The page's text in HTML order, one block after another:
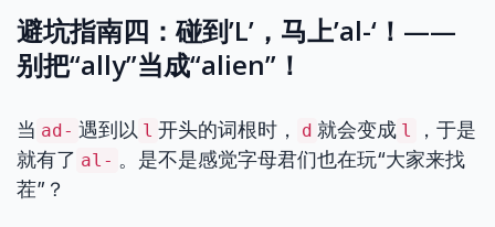
避坑指南四：碰到’L’，马上’al-‘！——
别把“ally”当成“alien”！
当 ad- 遇到以 l 开头的词根时， d 就会变成 l
，于是
就有了 al- 。是不是感觉字母君们也在玩“大家来找
茬”？